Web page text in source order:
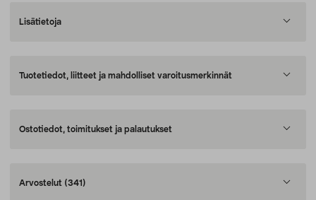
Lisätietoja
Tuotetiedot, liitteet ja mahdolliset varoitusmerkinnät
Ostotiedot, toimitukset ja palautukset
Arvostelut (341)